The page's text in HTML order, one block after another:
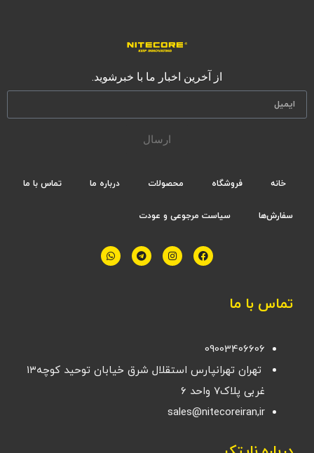
از آخرین اخبار ما با خبرشوید.
ارسال
خانه فروشگاه محصولات درباره ما تماس با ما
سفارش‌ها سیاست مرجوعی و عودت
تماس با ما
09003406606
تهران تهرانپارس استقلال شرق خیابان توحید کوچه۱۳
غربی پلاک۷ واحد ۶
sales@nitecoreiran,ir